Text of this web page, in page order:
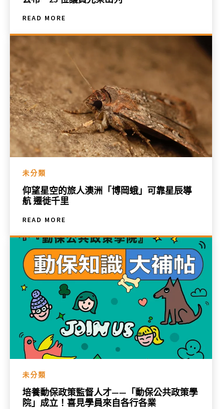
READ MORE
未分類
仰望星空的旅人澳洲「博岡蛾」可靠星辰導
航 遷徙千里
READ MORE
未分類
培養動保政策監督人才——「動保公共政策學
院」成立！喜見學員來自各行各業